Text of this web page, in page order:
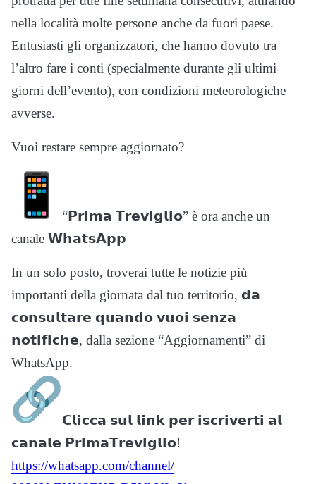
nella località molte persone anche da fuori paese.
Entusiasti gli organizzatori, che hanno dovuto tra
l’altro fare i conti (specialmente durante gli ultimi
giorni dell’evento), con condizioni meteorologiche
avverse.
Vuoi restare sempre aggiornato?
“𝗣𝗿𝗶𝗺𝗮 𝗧𝗿𝗲𝘃𝗶𝗴𝗹𝗶𝗼” è ora anche un
canale 𝗪𝗵𝗮𝘁𝘀𝗔𝗽𝗽
In un solo posto, troverai tutte le notizie più
importanti della giornata dal tuo territorio, 𝗱𝗮
𝗰𝗼𝗻𝘀𝘂𝗹𝘁𝗮𝗿𝗲 𝗾𝘂𝗮𝗻𝗱𝗼 𝘃𝘂𝗼𝗶 𝘀𝗲𝗻𝘇𝗮
𝗻𝗼𝘁𝗶𝗳𝗶𝗰𝗵𝗲, dalla sezione “Aggiornamenti” di
WhatsApp.
𝗖𝗹𝗶𝗰𝗰𝗮 𝘀𝘂𝗹 𝗹𝗶𝗻𝗸 𝗽𝗲𝗿 𝗶𝘀𝗰𝗿𝗶𝘃𝗲𝗿𝘁𝗶 𝗮𝗹
𝗰𝗮𝗻𝗮𝗹𝗲 𝗣𝗿𝗶𝗺𝗮𝗧𝗿𝗲𝘃𝗶𝗴𝗹𝗶𝗼!
https://whatsapp.com/channel/